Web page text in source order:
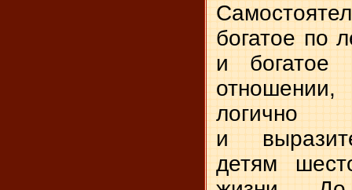
богатое по
и богатое
логично
и
детям